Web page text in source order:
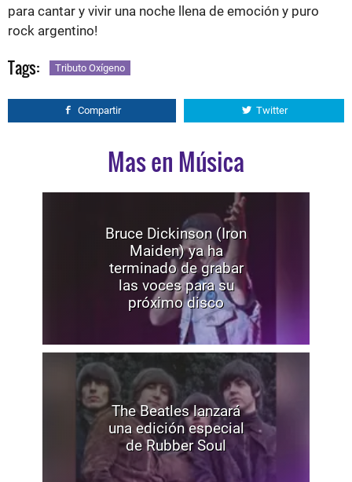
para cantar y vivir una noche llena de emoción y puro
rock argentino!
Tags: Tributo Oxígeno
Compartir Twitter
Mas en Música
Bruce Dickinson (Iron
Maiden) ya ha
terminado de grabar
las voces para su
próximo disco
The Beatles lanzará
una edición especial
de Rubber Soul